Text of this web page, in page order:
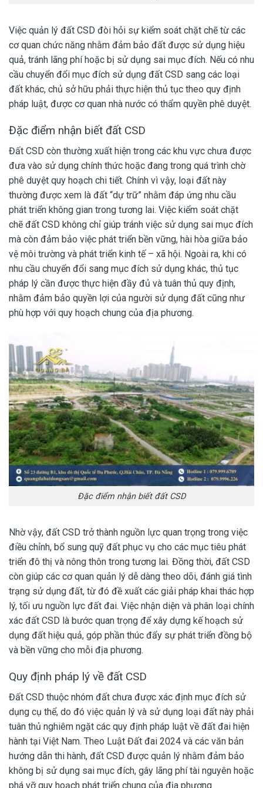
Việc quản lý đất CSD đòi hỏi sự kiểm soát chặt chẽ từ các
cơ quan chức năng nhằm đảm bảo đất được sử dụng hiệu
quả, tránh lãng phí hoặc bị sử dụng sai mục đích. Nếu có nhu
cầu chuyển đổi mục đích sử dụng đất CSD sang các loại
đất khác, chủ sở hữu phải thực hiện thủ tục theo quy định
pháp luật, được cơ quan nhà nước có thẩm quyền phê duyệt.
Đặc điểm nhận biết đất CSD
Đất CSD còn thường xuất hiện trong các khu vực chưa được
đưa vào sử dụng chính thức hoặc đang trong quá trình chờ
phê duyệt quy hoạch chi tiết. Chính vì vậy, loại đất này
thường được xem là đất “dự trữ” nhằm đáp ứng nhu cầu
phát triển không gian trong tương lai. Việc kiểm soát chặt
chẽ đất CSD không chỉ giúp tránh việc sử dụng sai mục đích
mà còn đảm bảo việc phát triển bền vững, hài hòa giữa bảo
vệ môi trường và phát triển kinh tế – xã hội. Ngoài ra, khi có
nhu cầu chuyển đổi sang mục đích sử dụng khác, thủ tục
pháp lý cần được thực hiện đầy đủ và tuân thủ quy định,
nhằm đảm bảo quyền lợi của người sử dụng đất cũng như
phù hợp với quy hoạch chung của địa phương.
Đặc điểm nhận biết đất CSD
Nhờ vậy, đất CSD trở thành nguồn lực quan trọng trong việc
điều chỉnh, bổ sung quỹ đất phục vụ cho các mục tiêu phát
triển đô thị và nông thôn trong tương lai. Đồng thời, đất CSD
còn giúp các cơ quan quản lý dễ dàng theo dõi, đánh giá tình
trạng sử dụng đất, từ đó đề xuất các giải pháp khai thác hợp
lý, tối ưu nguồn lực đất đai. Việc nhận diện và phân loại chính
xác đất CSD là bước quan trọng để xây dựng kế hoạch sử
dụng đất hiệu quả, góp phần thúc đẩy sự phát triển đồng bộ
và bền vững cho mỗi địa phương.
Quy định pháp lý về đất CSD
Đất CSD thuộc nhóm đất chưa được xác định mục đích sử
dụng cụ thể, do đó việc quản lý và sử dụng loại đất này phải
tuân thủ nghiêm ngặt các quy định pháp luật về đất đai hiện
hành tại Việt Nam. Theo Luật Đất đai 2024 và các văn bản
hướng dẫn thi hành, đất CSD được quản lý nhằm đảm bảo
không bị sử dụng sai mục đích, gây lãng phí tài nguyên hoặc
phá vỡ quy hoạch phát triển chung của địa phương.